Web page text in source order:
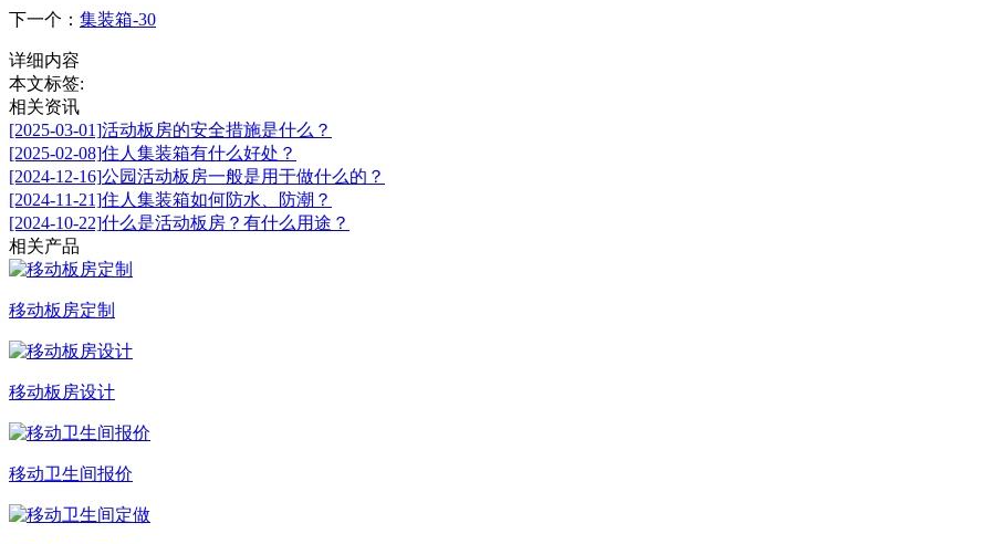
下一个： 集装箱-30
详细内容
本文标签:
相关资讯
[2025-03-01]活动板房的安全措施是什么？
[2025-02-08]住人集装箱有什么好处？
[2024-12-16]公园活动板房一般是用于做什么的？
[2024-11-21]住人集装箱如何防水、防潮？
[2024-10-22]什么是活动板房？有什么用途？
相关产品
移动板房定制
移动板房设计
移动卫生间报价